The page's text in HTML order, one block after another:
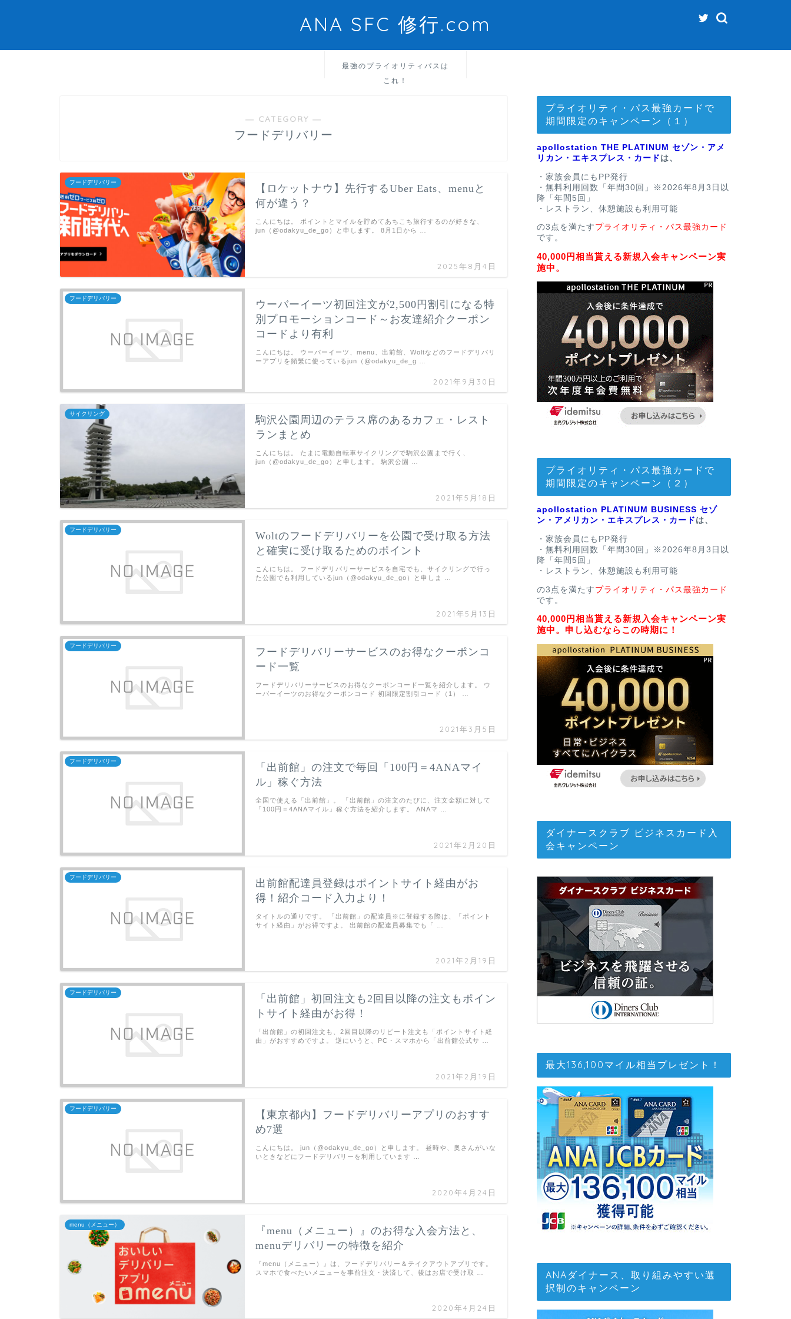
ANA SFC 修行.com
最強のプライオリティパスは
これ！
― CATEGORY ―
フードデリバリー
フードデリバリー
【ロケットナウ】先行するUber Eats、menuと
何が違う？
2025年8月4日
こんにちは。 ポイントとマイルを貯めてあちこち旅行するのが好きな、
jun（@odakyu_de_go）と申します。 8月1日から …
フードデリバリー
ウーバーイーツ初回注文が2,500円割引になる特
別プロモーションコード～お友達紹介クーポン
コードより有利
2021年9月30日
こんにちは。 ウーバーイーツ、menu、出前館、Woltなどのフードデリバリ
ーアプリを頻繁に使っているjun（@odakyu_de_g …
サイクリング
駒沢公園周辺のテラス席のあるカフェ・レスト
ランまとめ
2021年5月18日
こんにちは。 たまに電動自転車サイクリングで駒沢公園まで行く、
jun（@odakyu_de_go）と申します。 駒沢公園 …
フードデリバリー
Woltのフードデリバリーを公園で受け取る方法
と確実に受け取るためのポイント
2021年5月13日
こんにちは。 フードデリバリーサービスを自宅でも、サイクリングで行っ
た公園でも利用しているjun（@odakyu_de_go）と申しま …
フードデリバリー
フードデリバリーサービスのお得なクーポンコ
ード一覧
2021年3月5日
フードデリバリーサービスのお得なクーポンコード一覧を紹介します。 ウ
ーバーイーツのお得なクーポンコード 初回限定割引コード（1） …
フードデリバリー
「出前館」の注文で毎回「100円＝4ANAマイ
ル」稼ぐ方法
2021年2月20日
全国で使える「出前館」。 「出前館」の注文のたびに、注文金額に対して
「100円＝4ANAマイル」稼ぐ方法を紹介します。 ANAマ …
フードデリバリー
出前館配達員登録はポイントサイト経由がお
得！紹介コード入力より！
2021年2月19日
タイトルの通りです。 「出前館」の配達員※に登録する際は、「ポイント
サイト経由」がお得ですよ。 出前館の配達員募集でも「 …
フードデリバリー
「出前館」初回注文も2回目以降の注文もポイン
トサイト経由がお得！
2021年2月19日
「出前館」の初回注文も、2回目以降のリピート注文も「ポイントサイト経
由」がおすすめですよ。 逆にいうと、PC・スマホから「出前館公式サ …
フードデリバリー
【東京都内】フードデリバリーアプリのおすす
め7選
2020年4月24日
こんにちは。 jun（@odakyu_de_go）と申します。 昼時や、奥さんがいな
いときなどにフードデリバリーを利用しています …
menu（メニュー）
『menu（メニュー）』のお得な入会方法と、
menuデリバリーの特徴を紹介
2020年4月24日
『menu（メニュー）』は、フードデリバリー＆テイクアウトアプリです。
スマホで食べたいメニューを事前注文・決済して、後はお店で受け取 …
プライオリティ・パス最強カードで
期間限定のキャンペーン（１）
apollostation THE PLATINUM セゾン・アメ
リカン・エキスプレス・カード は、
・家族会員にもPP発行
・無料利用回数「年間30回」※2026年8月3日以
降「年間5回」
・レストラン、休憩施設も利用可能
の3点を満たす プライオリティ・パス最強カード
です。
40,000円相当貰える新規入会キャンペーン実
施中。
プライオリティ・パス最強カードで
期間限定のキャンペーン（２）
apollostation PLATINUM BUSINESS セゾ
ン・アメリカン・エキスプレス・カード は、
・家族会員にもPP発行
・無料利用回数「年間30回」※2026年8月3日以
降「年間5回」
・レストラン、休憩施設も利用可能
の3点を満たす プライオリティ・パス最強カード
です。
40,000円相当貰える新規入会キャンペーン実
施中。申し込むならこの時期に！
ダイナースクラブ ビジネスカード入
会キャンペーン
最大136,100マイル相当プレゼント！
ANAダイナース、取り組みやすい選
択制のキャンペーン